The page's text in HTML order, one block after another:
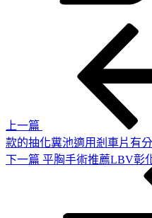
上一篇
款的抽化糞池適用剎車片有
下
下一篇 平胸手術推薦LBV彰